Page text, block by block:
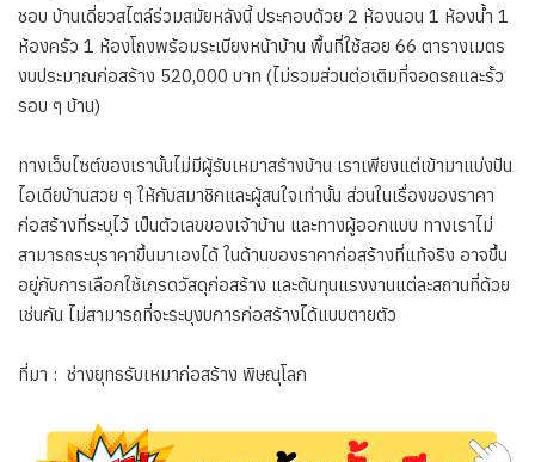
ชอบ บ้านเดี่ยวสไตล์ร่วมสมัยหลังนี้ ประกอบด้วย 2 ห้องนอน 1 ห้องน้ำ 1
ห้องครัว 1 ห้องโถงพร้อมระเบียงหน้าบ้าน พื้นที่ใช้สอย 66 ตารางเมตร
งบประมาณก่อสร้าง 520,000 บาท (ไม่รวมส่วนต่อเติมที่จอดรถและรั้ว
รอบ ๆ บ้าน)
ทางเว็บไซต์ของเรานั้นไม่มีผู้รับเหมาสร้างบ้าน เราเพียงแต่เข้ามาแบ่งปัน
ไอเดียบ้านสวย ๆ ให้กับสมาชิกและผู้สนใจเท่านั้น ส่วนในเรื่องของราคา
ก่อสร้างที่ระบุไว้ เป็นตัวเลขของเจ้าบ้าน และทางผู้ออกแบบ ทางเราไม่
สามารถระบุราคาขึ้นมาเองได้ ในด้านของราคาก่อสร้างที่แท้จริง อาจขึ้น
อยู่กับการเลือกใช้เกรดวัสดุก่อสร้าง และต้นทุนแรงงานแต่ละสถานที่ด้วย
เช่นกัน ไม่สามารถที่จะระบุงบการก่อสร้างได้แบบตายตัว
ที่มา : ช่างยุทธรับเหมาก่อสร้าง พิษณุโลก